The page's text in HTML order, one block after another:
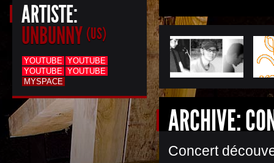
ARTISTE:
UNBUNNY (US)
YOUTUBE YOUTUBE
YOUTUBE YOUTUBE
MYSPACE
ARCHIVE:
Concert